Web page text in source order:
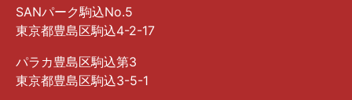
SANパーク駒込No.5
東京都豊島区駒込4-2-17
パラカ豊島区駒込第3
東京都豊島区駒込3-5-1